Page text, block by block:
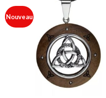
Nouveau
liste